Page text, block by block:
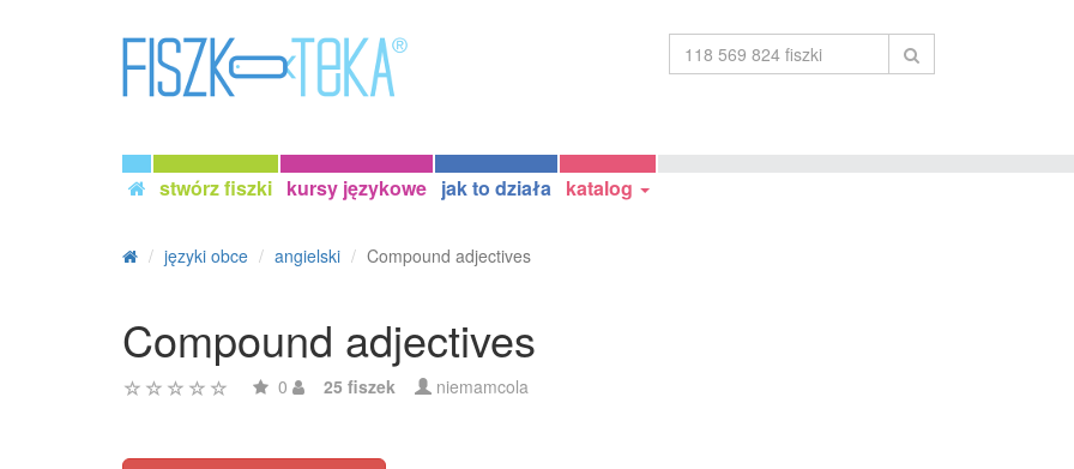
stwórz fiszki kursy językowe jak to działa katalog
języki obce angielski Compound adjectives
Compound adjectives
0 25 fiszek niemamcola